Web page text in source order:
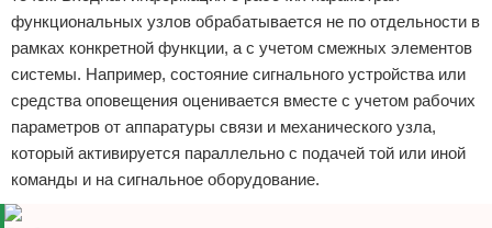
функциональных узлов обрабатывается не по отдельности в
рамках конкретной функции, а с учетом смежных элементов
системы. Например, состояние сигнального устройства или
средства оповещения оценивается вместе с учетом рабочих
параметров от аппаратуры связи и механического узла,
который активируется параллельно с подачей той или иной
команды и на сигнальное оборудование.